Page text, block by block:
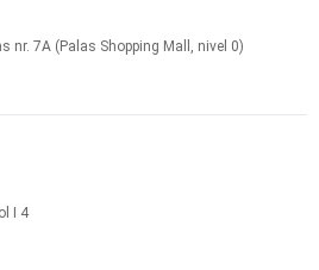
nr. 7A (Palas Shopping Mall, nivel 0)
I 4